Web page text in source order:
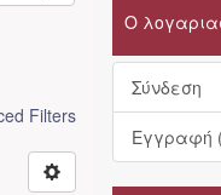
Filters
Ο
Σύνδεση
Εγγραφή